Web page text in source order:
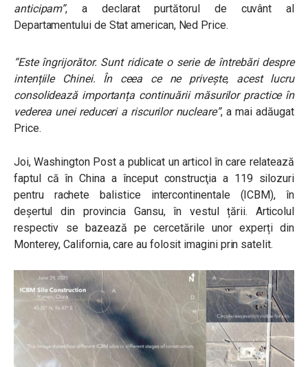
anticipam”, a declarat purtătorul de cuvânt al
Departamentului de Stat american, Ned Price.
“Este îngrijorător. Sunt ridicate o serie de întrebări despre
intențiile Chinei. În ceea ce ne priveşte, acest lucru
consolidează importanța continuării măsurilor practice în
vederea unei reduceri a riscurilor nucleare”, a mai adăugat
Price.
Joi, Washington Post a publicat un articol în care relatează
faptul că în China a început construcţia a 119 silozuri
pentru rachete balistice intercontinentale (ICBM), în
deșertul din provincia Gansu, în vestul țării. Articolul
respectiv se bazează pe cercetările unor experți din
Monterey, California, care au folosit imagini prin satelit.